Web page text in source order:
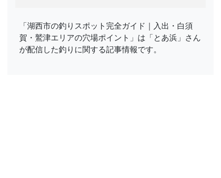
「湖西市の釣りスポット完全ガイド｜入出・白須
賀・鷲津エリアの穴場ポイント」は「とあ浜」さん
が配信した釣りに関する記事情報です。